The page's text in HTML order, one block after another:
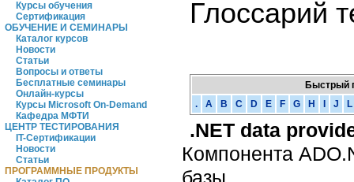
Курсы обучения
Сертификация
ОБУЧЕНИЕ И СЕМИНАРЫ
Каталог курсов
Новости
Статьи
Вопросы и ответы
Бесплатные семинары
Онлайн-курсы
Курсы Microsoft On-Demand
Кафедра МФТИ
ЦЕНТР ТЕСТИРОВАНИЯ
IT-Сертификации
Новости
Статьи
ПРОГРАММНЫЕ ПРОДУКТЫ
Глоссарий
Быстрый
.
A B C D E F G H I J L
.NET data
Компонента
базы.